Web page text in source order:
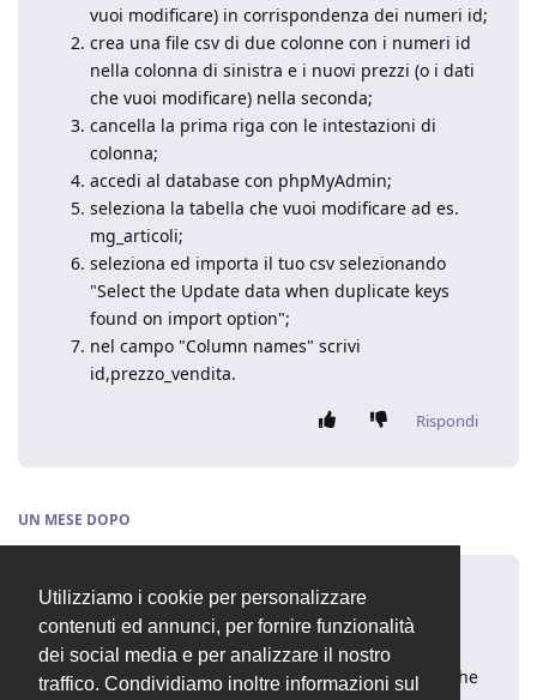
Utilizziamo i cookie per personalizzare
contenuti ed annunci, per fornire funzionalità
dei social media e per analizzare il nostro
traffico. Condividiamo inoltre informazioni sul
vuoi modificare) in corrispondenza dei numeri id;
crea una file csv di due colonne con i numeri id
nella colonna di sinistra e i nuovi prezzi (o i dati
che vuoi modificare) nella seconda;
cancella la prima riga con le intestazioni di
colonna;
accedi al database con phpMyAdmin;
seleziona la tabella che vuoi modificare ad es.
mg_articoli;
seleziona ed importa il tuo csv selezionando
"Select the Update data when duplicate keys
found on import option";
nel campo "Column names" scrivi
id,prezzo_vendita.
Rispondi
UN MESE DOPO
fabiop82 5 apr 2018
dalla versione 2.4 rilasciata ieri sera è presente un
modulo standard per l'importazione delle anagrafiche